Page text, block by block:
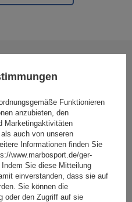
Postal Code:27-200
Country:
E-mail address:
schreiben
5/5
Funktionieren
anzubieten, den
Marketingaktivitäten
auch von unseren
Informationen finden Sie
www.marbosport.de/ger-
Sie diese Mitteilung
einverstanden, dass sie auf
Sie können die
oder den Zugriff auf sie